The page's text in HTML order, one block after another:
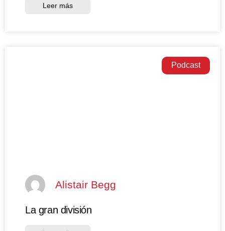
Leer más
Podcast
Alistair Begg
La gran división